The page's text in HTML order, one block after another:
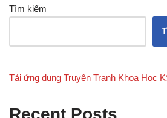
Tìm kiếm
Tải ứng dụng Truyện Tranh Khoa Học
Recent Posts